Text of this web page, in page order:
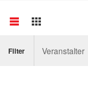
Filter Veranstalter